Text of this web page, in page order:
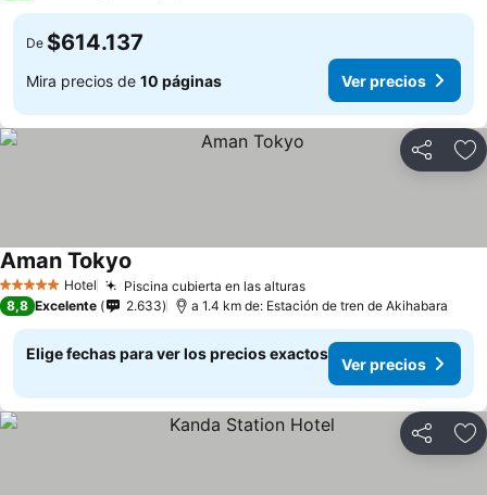
De $614.137
Mira precios de 10 páginas Ver precios
Compartir
5 Estrellas Hotel Piscina cubierta en las alturas
Aman Tokyo
8,8 Excelente 2.633 a 1.4 km de: Estación de tren de Akihabara
Elige fechas para ver los precios exactos
Ver precios
Compartir